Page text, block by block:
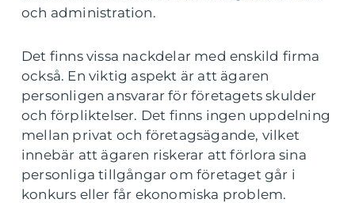
och administration.
Det finns vissa nackdelar med enskild firma
också. En viktig aspekt är att ägaren
personligen ansvarar för företagets skulder
och förpliktelser. Det finns ingen uppdelning
mellan privat och företagsägande, vilket
innebär att ägaren riskerar att förlora sina
personliga tillgångar om företaget går i
konkurs eller får ekonomiska problem.